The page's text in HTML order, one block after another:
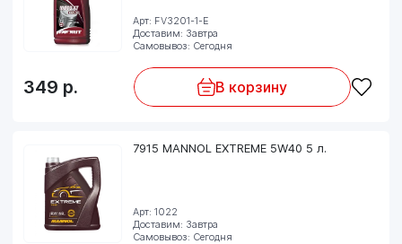
Арт: FV3201-1-E
Доставим: Завтра
Самовывоз: Сегодня
349 р. В корзину
7915 MANNOL EXTREME 5W40 5 л.
Арт: 1022
Доставим: Завтра
Самовывоз: Сегодня